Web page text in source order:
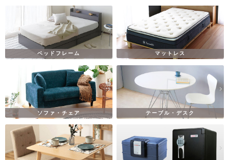
ベッドフレーム マットレス
ソファ・チェア テーブル・デスク